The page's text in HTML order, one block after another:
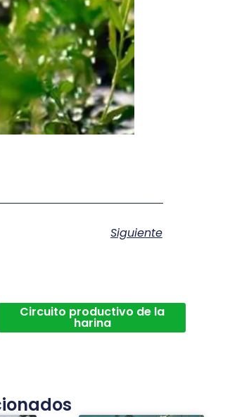
Siguiente
Circuito productivo de la
harina